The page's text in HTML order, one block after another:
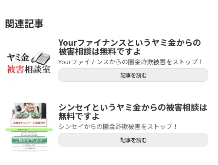
関連記事
Yourファイナンスというヤミ金からの
被害相談は無料ですよ
Yourファイナンスからの闇金詐欺被害をストップ！
記事を読む
シンセイというヤミ金からの被害相談は
無料ですよ
シンセイからの闇金詐欺被害をストップ！
記事を読む